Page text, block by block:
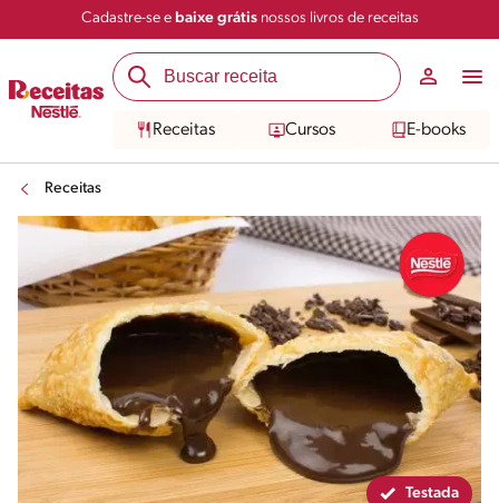
Cadastre-se e baixe grátisnossos livros de receitas
Receitas Cursos E-books
Receitas
Salvar Compartilhar
Testada